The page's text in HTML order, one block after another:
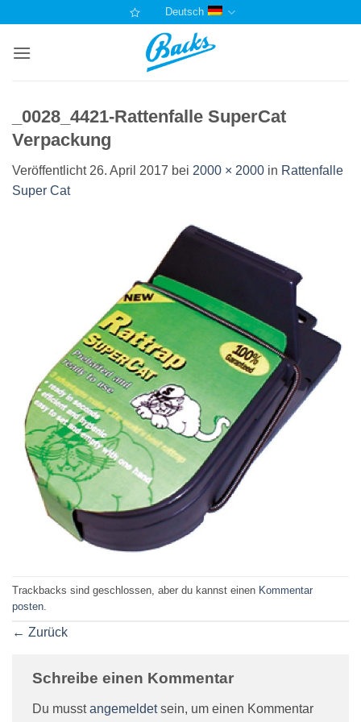
springen
Deutsch
_0028_4421-Rattenfalle SuperCat
Verpackung
Veröffentlicht 26. April 2017 bei 2000 × 2000 in Rattenfalle
Super Cat
Trackbacks sind geschlossen, aber du kannst einen Kommentar
posten
← Zurück
Schreibe einen Kommentar
Du musstangemeldetsein, um einen Kommentar